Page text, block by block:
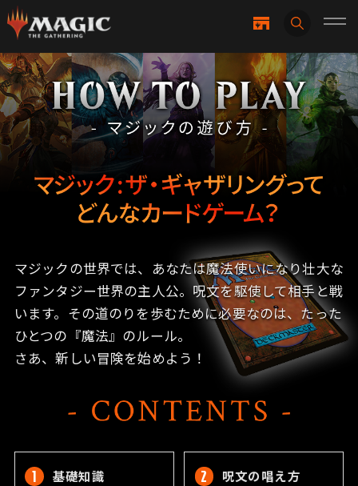
マジックの世界では、あなたは魔法使いになり壮大な
ファンタジー世界の主人公。呪文を駆使して相手と戦
います。 その道のりを歩むために必要なのは、たった
ひとつの『魔法』のルール。
さあ、新しい冒険を始めよう！
基礎知識 呪文の唱え方